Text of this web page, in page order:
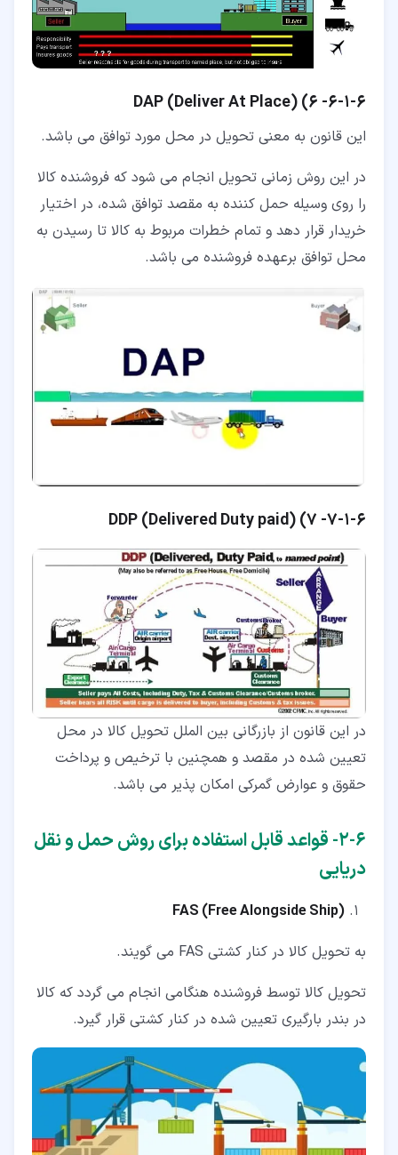
۶‏-‏۱‏-‏۶‏- 6)
DAP(Deliver At Place)
این قانون به معنی تحویل در محل مورد توافق می باشد.
در این روش زمانی تحویل انجام می شود که فروشنده کالا
را روی وسیله حمل کننده به مقصد توافق شده، در اختیار
خریدار قرار دهد و تمام خطرات مربوط به کالا تا رسیدن به
محل توافق برعهده فروشنده می باشد.
۶‏-‏۱‏-‏۷‏- 7)
DDP(Delivered Duty paid)
در این قانون از بازرگانی بین الملل تحویل کالا در محل
تعیین شده در مقصد و همچنین با ترخیص و پرداخت
حقوق و عوارض گمرکی امکان پذیر می باشد.
۶‏-‏۲‏- قواعد قابل استفاده برای روش حمل و نقل
دریایی
FAS (Free Alongside Ship)
به تحویل کالا در کنار کشتی FAS می گویند.
تحویل کالا توسط فروشنده هنگامی انجام می گردد که کالا
در بندر بارگیری تعیین شده در کنار کشتی قرار گیرد.